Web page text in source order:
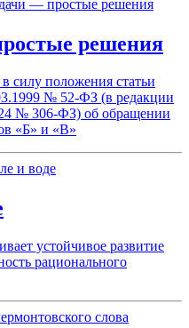
решения
силу положения статьи
№ 52-ФЗ (в редакции
№ 306-ФЗ) об обращении
«Б» и «В»
устойчивое развитие
рационального